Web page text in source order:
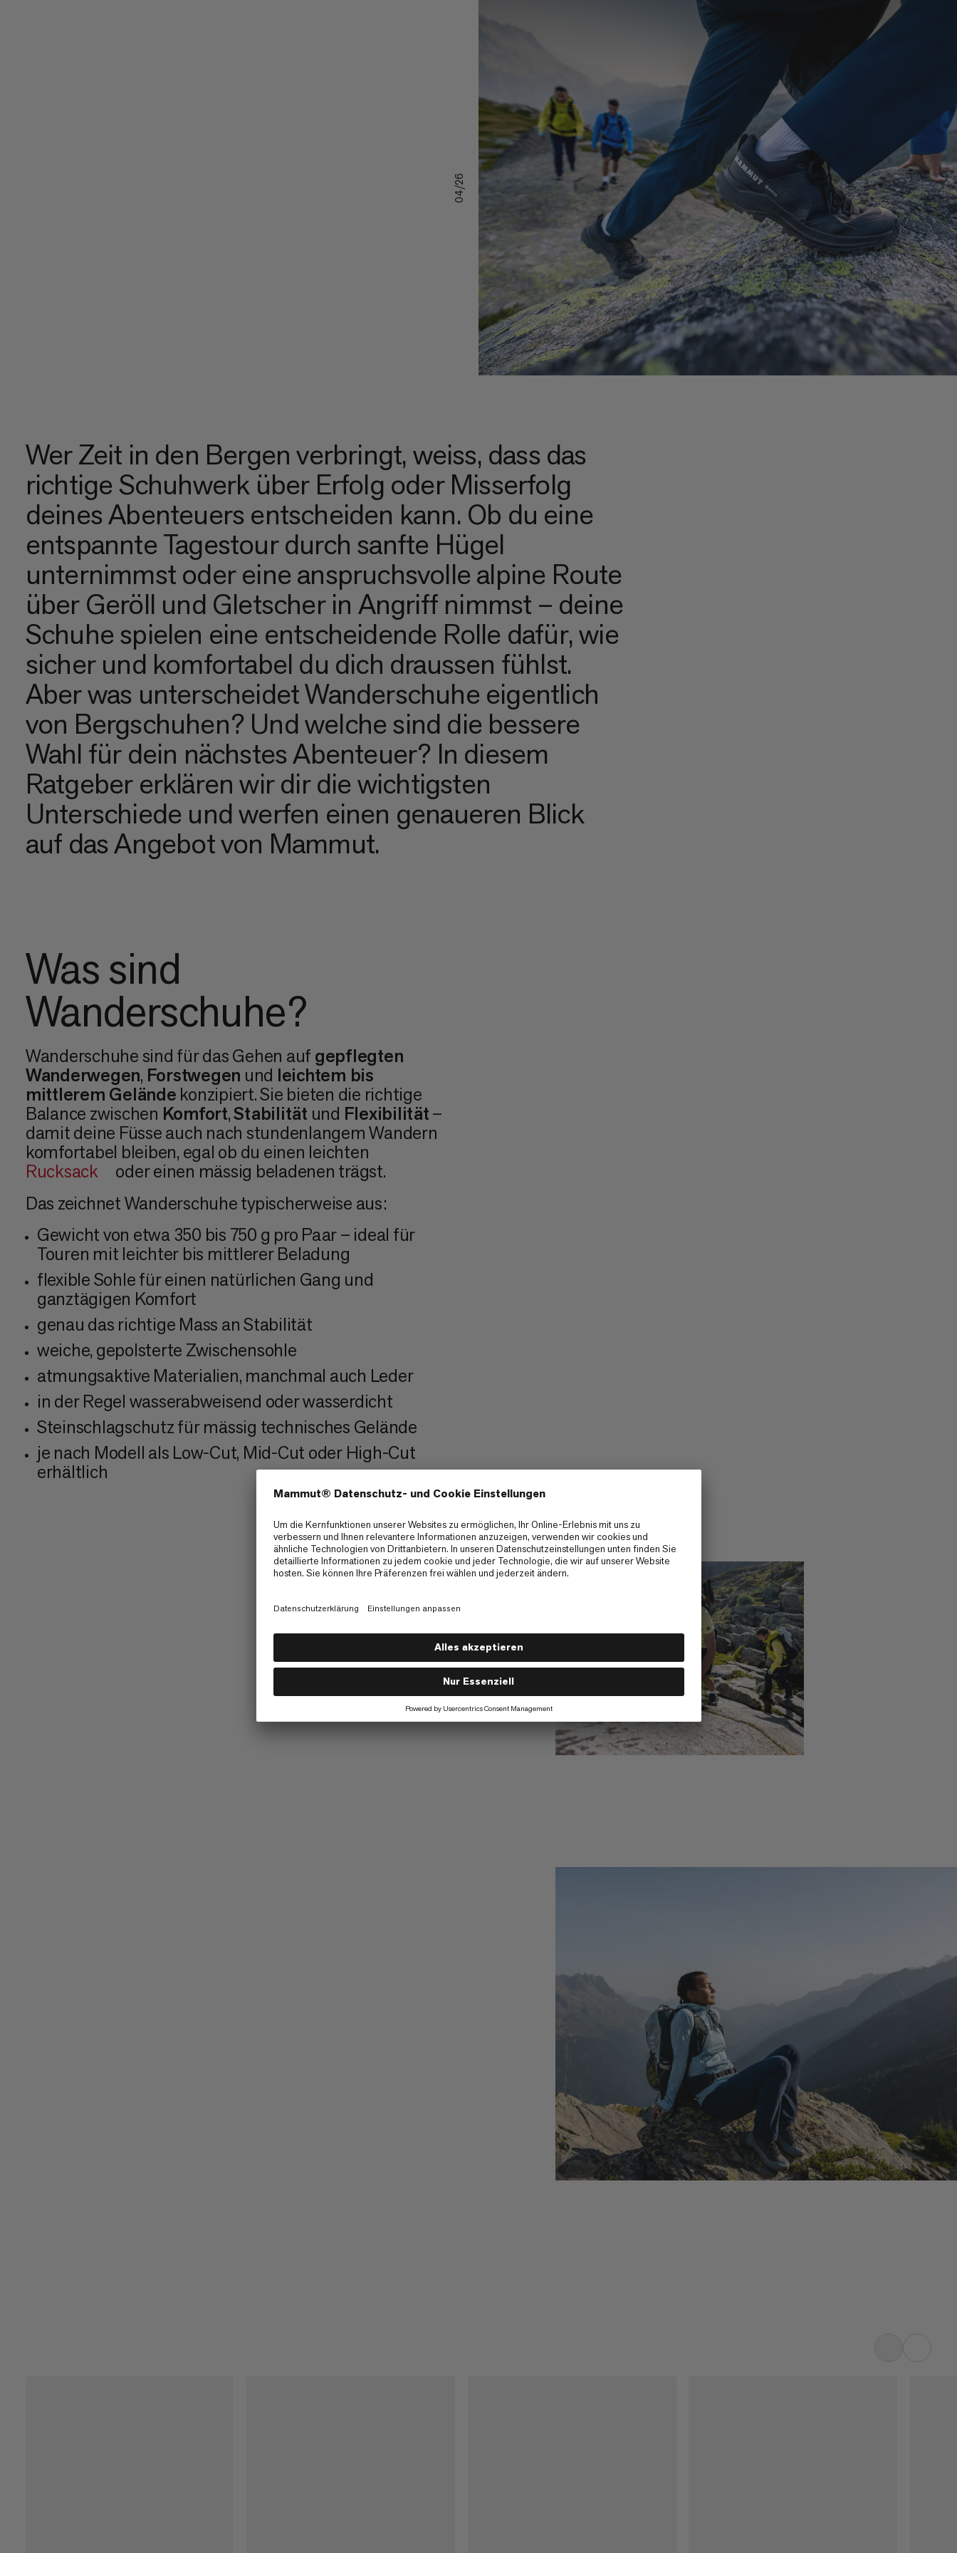
04/26
Wer Zeit in den Bergen verbringt, weiss, dass das
richtige Schuhwerk über Erfolg oder Misserfolg
deines Abenteuers entscheiden kann. Ob du eine
entspannte Tagestour durch sanfte Hügel
unternimmst oder eine anspruchsvolle alpine Route
über Geröll und Gletscher in Angriff nimmst – deine
Schuhe spielen eine entscheidende Rolle dafür, wie
sicher und komfortabel du dich draussen fühlst.
Aber was unterscheidet Wanderschuhe eigentlich
von Bergschuhen? Und welche sind die bessere
Wahl für dein nächstes Abenteuer? In diesem
Ratgeber erklären wir dir die wichtigsten
Unterschiede und werfen einen genaueren Blick
auf das Angebot von Mammut.
Was sind
Wanderschuhe?
Wanderschuhe sind für das Gehen auf gepflegten
Wanderwegen, Forstwegen und leichtem bis
mittlerem Gelände konzipiert. Sie bieten die richtige
Balance zwischen Komfort,Stabilität und Flexibilität–
damit deine Füsse auch nach stundenlangem Wandern
komfortabel bleiben, egal ob du einen leichten
Rucksack
oder einen mässig beladenen trägst.
Das zeichnet Wanderschuhe typischerweise aus:
Gewicht von etwa 350 bis 750 g pro Paar – ideal für
Touren mit leichter bis mittlerer Beladung
flexible Sohle für einen natürlichen Gang und
ganztägigen Komfort
genau das richtige Mass an Stabilität
weiche, gepolsterte Zwischensohle
atmungsaktive Materialien, manchmal auch Leder
in der Regel wasserabweisend oder wasserdicht
Steinschlagschutz für mässig technisches Gelände
je nach Modell als Low-Cut, Mid-Cut oder High-Cut
erhältlich